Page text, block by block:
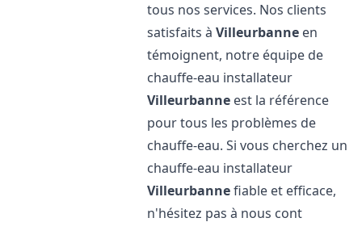
tous nos services. Nos clients
satisfaits àVilleurbanne en
témoignent, notre équipe de
chauffe-eau installateur
Villeurbanne est la référence
pour tous les problèmes de
chauffe-eau. Si vous cherchez un
chauffe-eau installateur
Villeurbannefiable et efficace,
n'hésitez pas à nous cont